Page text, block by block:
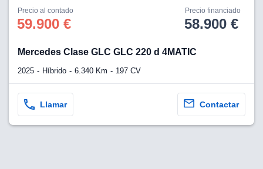
Precio al contado
59.900 €
Precio financiado
58.900 €
Mercedes Clase GLC GLC 220 d 4MATIC
2025 Híbrido 6.340 Km 197 CV
Llamar Contactar